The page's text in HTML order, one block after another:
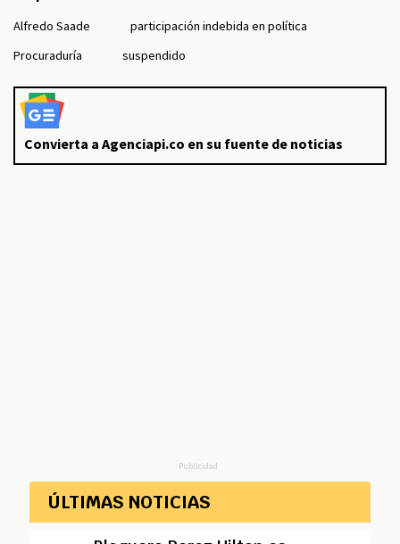
Alfredo Saade
participación indebida en política
Procuraduría
suspendido
Convierta a Agenciapi.co en su fuente de noticias
Publicidad
ÚLTIMAS NOTICIAS